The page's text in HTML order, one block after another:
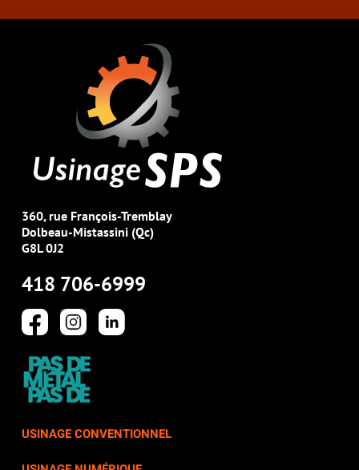
360, rue François-Tremblay
Dolbeau-Mistassini (Qc)
G8L 0J2
418 706-6999
USINAGECONVENTIONNEL